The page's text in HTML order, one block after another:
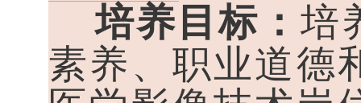
培养目标： 培
素养、职业道德